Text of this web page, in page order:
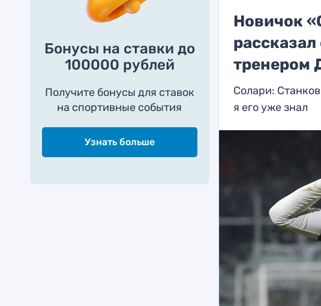
Бонусы на ставки до
100000 рублей
Получите бонусы для ставок
на спортивные события
Узнать больше
Новичок
тренером
Солари:
я его уже знал